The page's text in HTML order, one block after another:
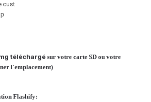
cust
téléchargé sur votre carte SD ou votre
l'emplacement)
Flashify: